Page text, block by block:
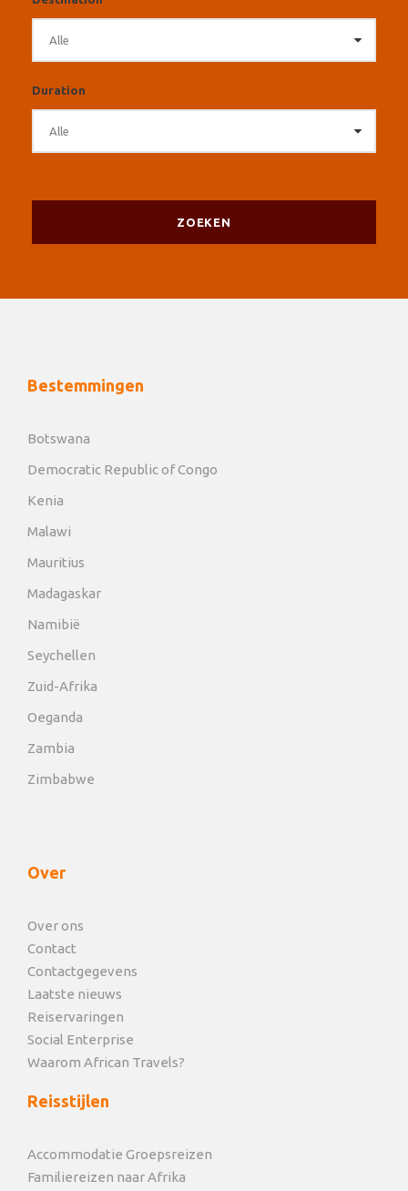
Duration
Bestemmingen
Botswana
Democratic Republic of Congo
Kenia
Malawi
Mauritius
Madagaskar
Namibië
Seychellen
Zuid-Afrika
Oeganda
Zambia
Zimbabwe
Over
Over ons
Contact
Contactgegevens
Laatste nieuws
Reiservaringen
Social Enterprise
Waarom African Travels?
Reisstijlen
Accommodatie Groepsreizen
Familiereizen naar Afrika